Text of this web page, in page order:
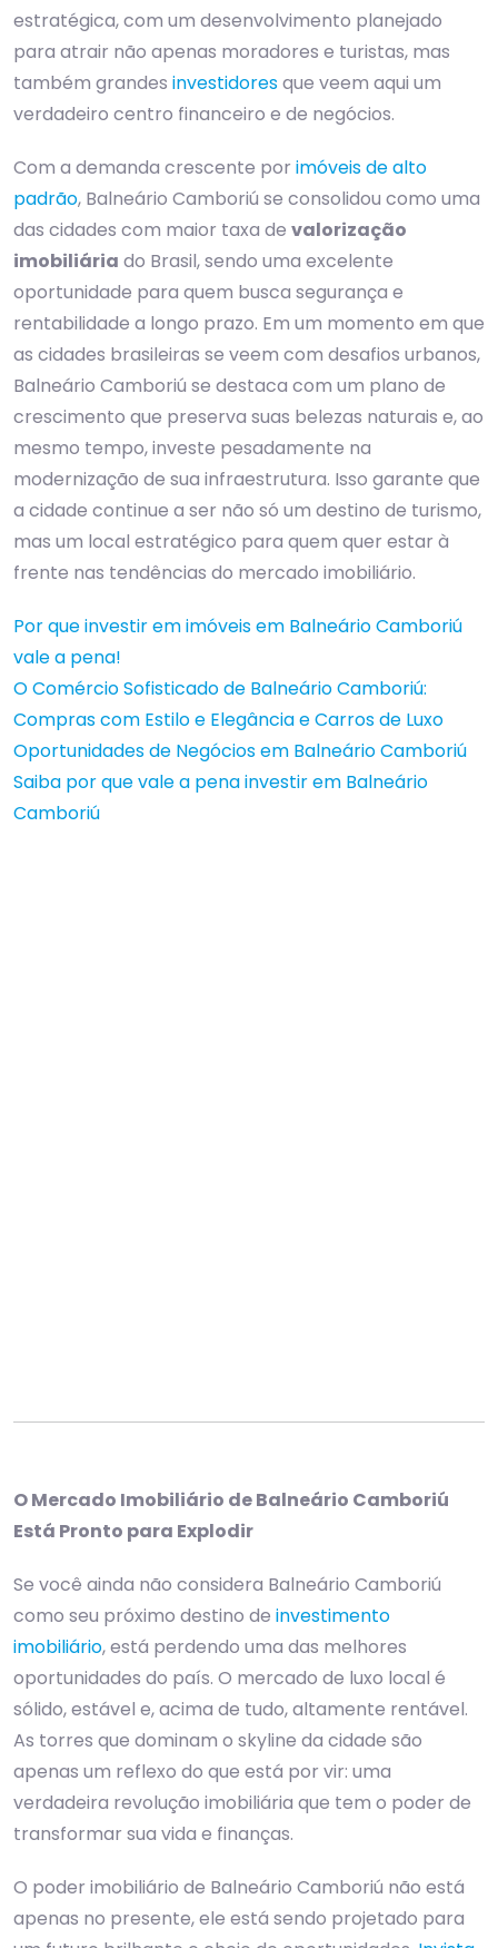
estratégica, com um desenvolvimento planejado
para atrair não apenas moradores e turistas, mas
também grandes investidoresque veem aqui um
verdadeiro centro financeiro e de negócios.
Com a demanda crescente por imóveis de alto
padrão, Balneário Camboriú se consolidou como uma
das cidades com maior taxa de valorização
imobiliária do Brasil, sendo uma excelente
oportunidade para quem busca segurança e
rentabilidade a longo prazo. Em um momento em que
as cidades brasileiras se veem com desafios urbanos,
Balneário Camboriú se destaca com um plano de
crescimento que preserva suas belezas naturais e, ao
mesmo tempo, investe pesadamente na
modernização de sua infraestrutura. Isso garante que
a cidade continue a ser não só um destino de turismo,
mas um local estratégico para quem quer estar à
frente nas tendências do mercado imobiliário.
Por que investir em imóveis em Balneário Camboriú
vale a pena!
O Comércio Sofisticado de Balneário Camboriú:
Compras com Estilo e Elegância e Carros de Luxo
Oportunidades de Negócios em Balneário Camboriú
Saiba por que vale a pena investir em Balneário
Camboriú
O Mercado Imobiliário de Balneário Camboriú
Está Pronto para Explodir
Se você ainda não considera Balneário Camboriú
como seu próximo destino de investimento
imobiliário, está perdendo uma das melhores
oportunidades do país. O mercado de luxo local é
sólido, estável e, acima de tudo, altamente rentável.
As torres que dominam o skyline da cidade são
apenas um reflexo do que está por vir: uma
verdadeira revolução imobiliária que tem o poder de
transformar sua vida e finanças.
O poder imobiliário de Balneário Camboriú não está
apenas no presente, ele está sendo projetado para